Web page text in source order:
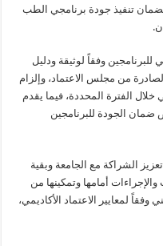
تنفيذ جودة برنامجي الطب
للبرنامجين وفقاً لوثيقة ودليل
من مجلس الاعتماد، وإلزام
خلال الفترة المحددة، فيما يقدم
الجودة للبرنامجين
الشراكة مع الجامعة وبقية
أمامها وتمكينها من
لمعايير الاعتماد الأكاديمي،